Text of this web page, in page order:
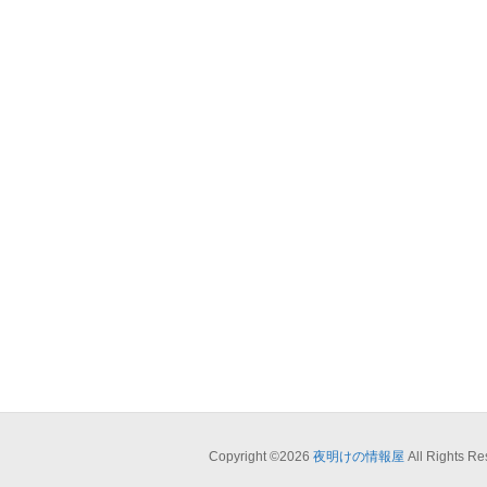
Copyright ©2026 夜明けの情報屋 All Rights